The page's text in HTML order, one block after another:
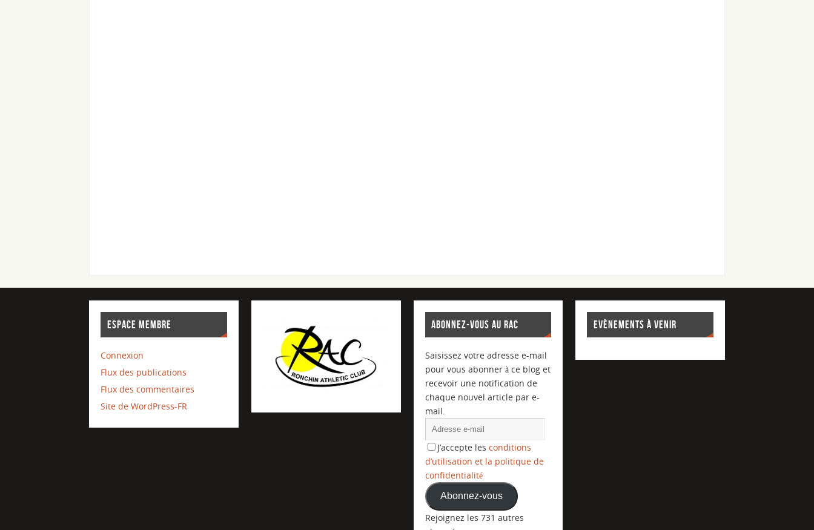
ESPACE MEMBRE
Connexion
Flux des publications
Flux des commentaires
Site de WordPress-FR
ABONNEZ-VOUS AU RAC
Saisissez votre adresse e-mail
pour vous abonner à ce blog et
recevoir une notification de
chaque nouvel article par e-
mail.
J’accepte les conditions
d’utilisation et la politique de
confidentialité
Abonnez-vous
Rejoignez les 731 autres
EVÈNEMENTS À VENIR